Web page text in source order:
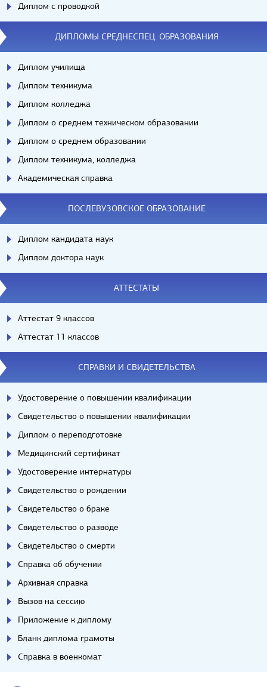
Диплом с проводкой
ДИПЛОМЫ СРЕДНЕСПЕЦ. ОБРАЗОВАНИЯ
Диплом училища
Диплом техникума
Диплом колледжа
Диплом о среднем техническом образовании
Диплом о среднем образовании
Диплом техникума, колледжа
Академическая справка
ПОСЛЕВУЗОВСКОЕ ОБРАЗОВАНИЕ
Диплом кандидата наук
Диплом доктора наук
АТТЕСТАТЫ
Аттестат 9 классов
Аттестат 11 классов
СПРАВКИ И СВИДЕТЕЛЬСТВА
Удостоверение о повышении квалификации
Свидетельство о повышении квалификации
Диплом о переподготовке
Медицинский сертификат
Удостоверение интернатуры
Свидетельство о рождении
Свидетельство о браке
Свидетельство о разводе
Свидетельство о смерти
Справка об обучении
Архивная справка
Вызов на сессию
Приложение к диплому
Бланк диплома грамоты
Справка в военкомат